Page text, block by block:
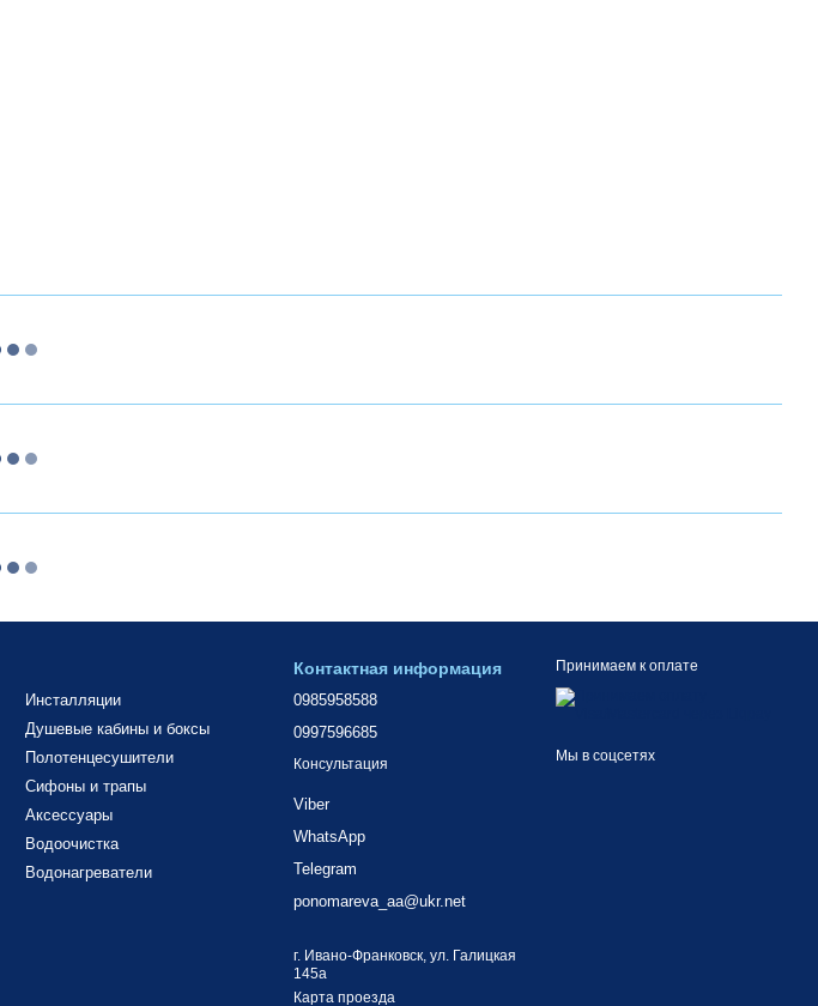
Инсталляции
Душевые кабины и боксы
Полотенцесушители
Сифоны и трапы
Аксессуары
Водоочистка
Водонагреватели
Контактная информация
0985958588
0997596685
Консультация
Viber
WhatsApp
Telegram
ponomareva_aa@ukr.net
г. Ивано-Франковск, ул. Галицкая
145а
Карта проезда
Принимаем к оплате
Мы в соцсетях